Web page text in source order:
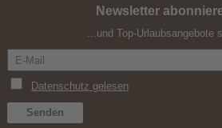
Spätsommer in den
Newsletter
...und Top-Urlaubsangebote